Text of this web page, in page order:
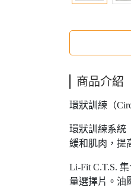
商品介紹
環狀訓練（
環狀訓練系統
緩和肌肉，提
Li-Fit C.T.S.
量選擇片。油